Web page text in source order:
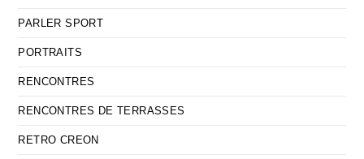
PARLER SPORT
PORTRAITS
RENCONTRES
RENCONTRES DE TERRASSES
RETRO CREON